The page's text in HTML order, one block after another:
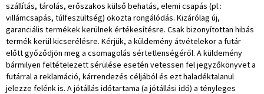
szállítás, tárolás, erőszakos külső behatás, elemi csapás (pl.:
villámcsapás, túlfeszültség) okozta rongálódás. Kizárólag új,
garanciális termékek kerülnek értékesítésre. Csak bizonyítottan hibás
termék kerül kicserélésre. Kérjük, a küldemény átvételekor a futár
előtt győződjön meg a csomagolás sértetlenségéről. A küldemény
bármilyen feltételezett sérülése esetén vetessen fel jegyzőkönyvet a
futárral a reklamáció, kárrendezés céljából és ezt haladéktalanul
jelezze felénk is. A jótállás időtartama (a jótállási idő) a tényleges